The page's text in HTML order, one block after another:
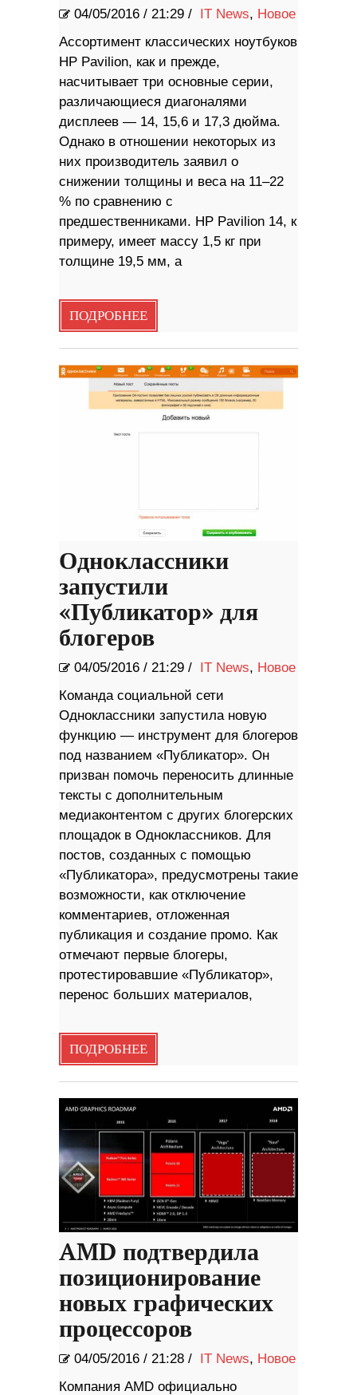
04/05/2016 / 21:29 / IT News, Новое
Ассортимент классических ноутбуков
HP Pavilion, как и прежде,
насчитывает три основные серии,
различающиеся диагоналями
дисплеев — 14, 15,6 и 17,3 дюйма.
Однако в отношении некоторых из
них производитель заявил о
снижении толщины и веса на 11–22
% по сравнению с
предшественниками. HP Pavilion 14, к
примеру, имеет массу 1,5 кг при
толщине 19,5 мм, а
ПОДРОБНЕЕ
Одноклассники
запустили
«Публикатор» для
блогеров
04/05/2016 / 21:29 / IT News, Новое
Команда социальной сети
Одноклассники запустила новую
функцию — инструмент для блогеров
под названием «Публикатор». Он
призван помочь переносить длинные
тексты с дополнительным
медиаконтентом с других блогерских
площадок в Одноклассников. Для
постов, созданных с помощью
«Публикатора», предусмотрены такие
возможности, как отключение
комментариев, отложенная
публикация и создание промо. Как
отмечают первые блогеры,
протестировавшие «Публикатор»,
перенос больших материалов,
ПОДРОБНЕЕ
AMD подтвердила
позиционирование
новых графических
процессоров
04/05/2016 / 21:28 / IT News, Новое
Компания AMD официально